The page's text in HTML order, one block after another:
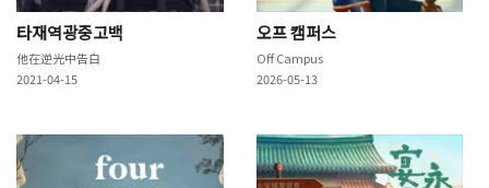
타재역광중고백
他在逆光中告白
2021-04-15
오프 캠퍼스
Off Campus
2026-05-13